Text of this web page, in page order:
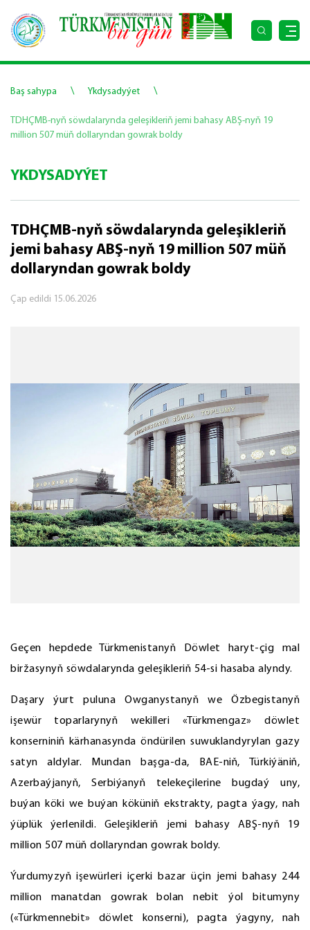
Baş sahypa \ Ykdysadyýet \
TDHÇMB-nyň söwdalarynda geleşikleriň jemi bahasy ABŞ-nyň 19
million 507 müň dollaryndan gowrak boldy
YKDYSADYÝET
TDHÇMB-nyň söwdalarynda geleşikleriň
jemi bahasy ABŞ-nyň 19 million 507 müň
dollaryndan gowrak boldy
Çap edildi 15.06.2026
Geçen hepdede Türkmenistanyň Döwlet haryt-çig mal
biržasynyň söwdalarynda geleşikleriň 54-si hasaba alyndy.
Daşary ýurt puluna Owganystanyň we Özbegistanyň
işewür toparlarynyň wekilleri «Türkmengaz» döwlet
konserniniň kärhanasynda öndürilen suwuklandyrylan gazy
satyn aldylar. Mundan başga-da, BAE-niň, Türkiýäniň,
Azerbaýjanyň, Serbiýanyň telekeçilerine bugdaý uny,
buýan köki we buýan köküniň ekstrakty, pagta ýagy, nah
ýüplük ýerlenildi. Geleşikleriň jemi bahasy ABŞ-nyň 19
million 507 müň dollaryndan gowrak boldy.
Ýurdumyzyň işewürleri içerki bazar üçin jemi bahasy 244
million manatdan gowrak bolan nebit ýol bitumyny
(«Türkmennebit» döwlet konserni), pagta ýagyny, nah